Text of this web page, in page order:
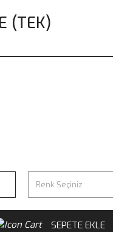
(TEK)
SEPETE EKLE